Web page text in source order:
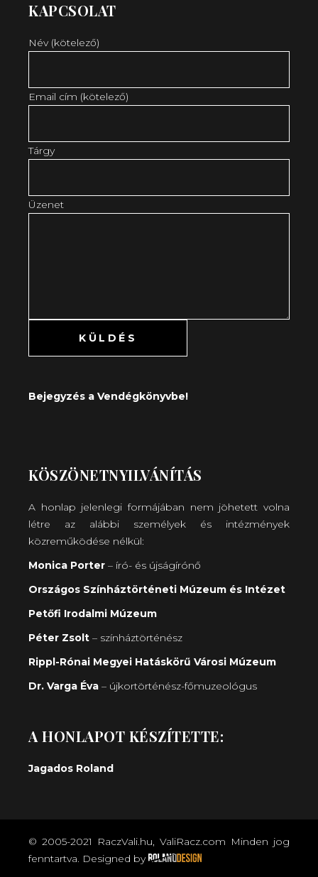
KAPCSOLAT
Név (kötelező)
Email cím (kötelező)
Tárgy
Üzenet
Bejegyzés a Vendégkönyvbe!
KÖSZÖNETNYILVÁNÍTÁS
A honlap jelenlegi formájában nem jöhetett volna
létre az alábbi személyek és intézmények
közreműködése nélkül:
Monica Porter – író- és újságírónő
Országos Színháztörténeti Múzeum és Intézet
Petőfi Irodalmi Múzeum
Péter Zsolt – színháztörténész
Rippl-Rónai Megyei Hatáskörű Városi Múzeum
Dr. Varga Éva – újkortörténész-főmuzeológus
A HONLAPOT KÉSZÍTETTE:
Jagados Roland
© 2005-2021 RaczVali.hu, ValiRacz.com Minden jog
fenntartva. Designed by